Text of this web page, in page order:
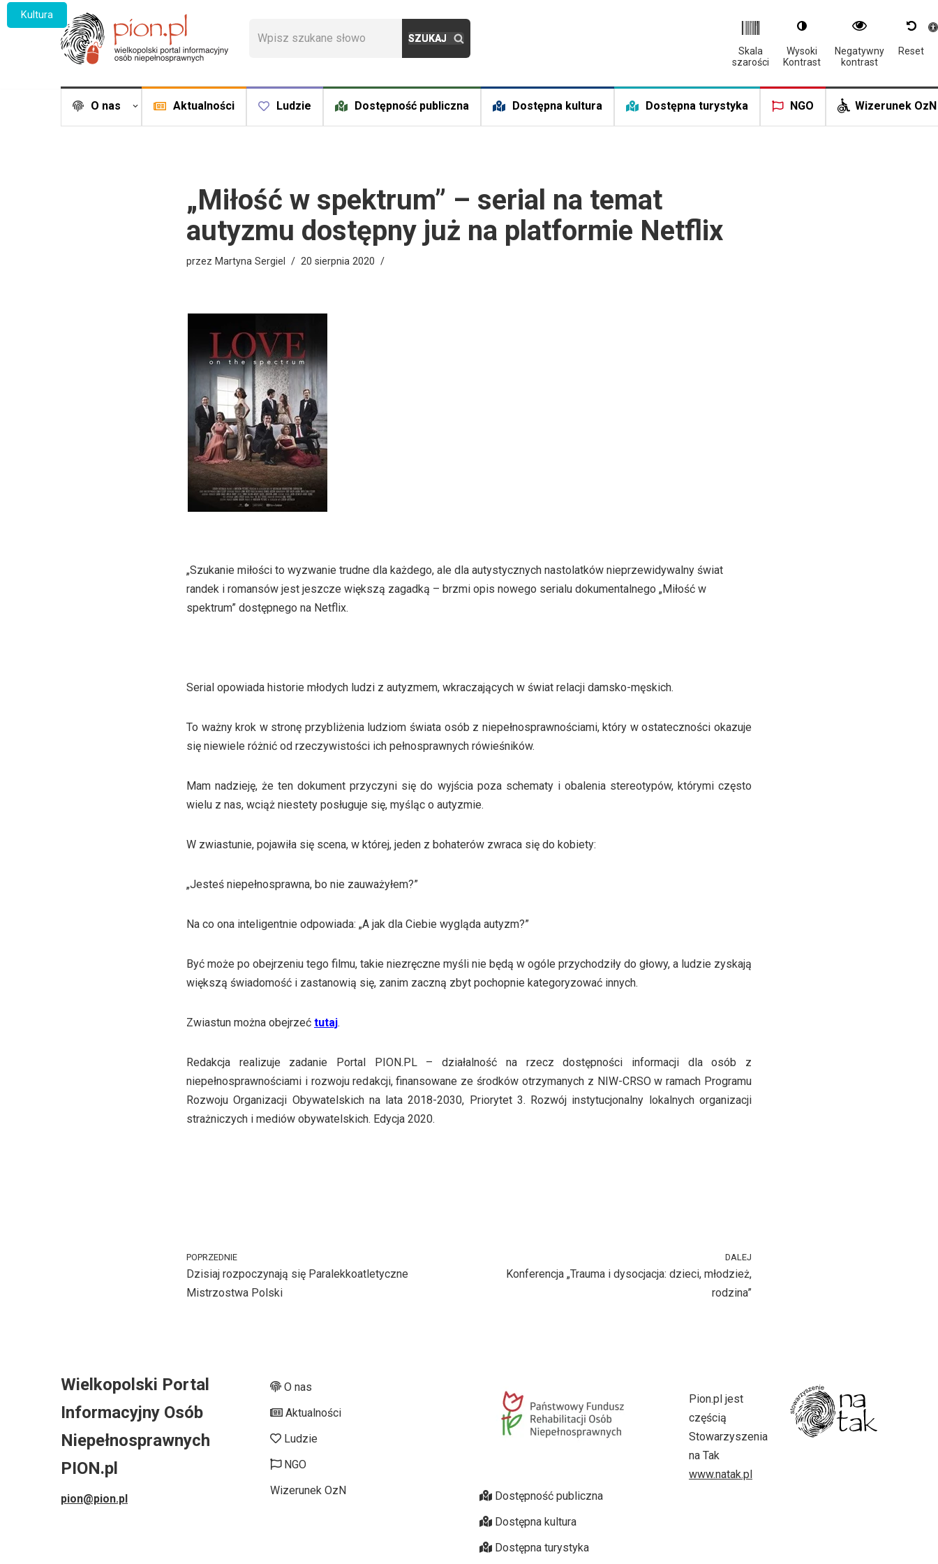
Skala
szarości
Wysoki
Kontrast
Negatywny
kontrast
Reset
O nas Aktualności Ludzie Dostępność publiczna Dostępna kultura Dostępna turystyka NGO Wizerunek OzN
„Miłość w spektrum” – serial na temat
autyzmu dostępny już na platformie Netflix
przez Martyna Sergiel 20 sierpnia 2020
Kultura
„Szukanie miłości to wyzwanie trudne dla każdego, ale dla autystycznych nastolatków nieprzewidywalny świat
randek i romansów jest jeszcze większą zagadką – brzmi opis nowego serialu dokumentalnego „Miłość w
spektrum” dostępnego na Netflix.
Serial opowiada historie młodych ludzi z autyzmem, wkraczających w świat relacji damsko-męskich.
To ważny krok w stronę przybliżenia ludziom świata osób z niepełnosprawnościami, który w ostateczności okazuje
się niewiele różnić od rzeczywistości ich pełnosprawnych rówieśników.
Mam nadzieję, że ten dokument przyczyni się do wyjścia poza schematy i obalenia stereotypów, którymi często
wielu z nas, wciąż niestety posługuje się, myśląc o autyzmie.
W zwiastunie, pojawiła się scena, w której, jeden z bohaterów zwraca się do kobiety:
„Jesteś niepełnosprawna, bo nie zauważyłem?”
Na co ona inteligentnie odpowiada: „A jak dla Ciebie wygląda autyzm?”
Być może po obejrzeniu tego filmu, takie niezręczne myśli nie będą w ogóle przychodziły do głowy, a ludzie zyskają
większą świadomość i zastanowią się, zanim zaczną zbyt pochopnie kategoryzować innych.
Zwiastun można obejrzeć tutaj.
Redakcja realizuje zadanie Portal PION.PL – działalność na rzecz dostępności informacji dla osób z
niepełnosprawnościami i rozwoju redakcji, finansowane ze środków otrzymanych z NIW-CRSO w ramach Programu
Rozwoju Organizacji Obywatelskich na lata 2018-2030, Priorytet 3. Rozwój instytucjonalny lokalnych organizacji
strażniczych i mediów obywatelskich. Edycja 2020.
POPRZEDNIE
Dzisiaj rozpoczynają się Paralekkoatletyczne
Mistrzostwa Polski
DALEJ
Konferencja „Trauma i dysocjacja: dzieci, młodzież,
rodzina”
Wielkopolski Portal
Informacyjny Osób
Niepełnosprawnych
PION.pl
pion@pion.pl
O nas
Aktualności
Ludzie
NGO
Wizerunek OzN
Dostępność publiczna
Dostępna kultura
Dostępna turystyka
Pion.pl jest
częścią
Stowarzyszenia
na Tak
www.natak.pl